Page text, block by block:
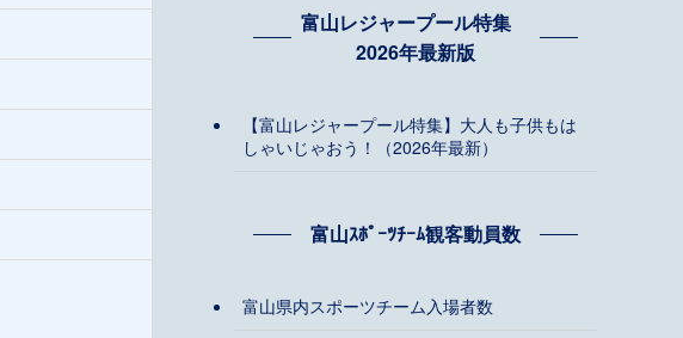
富山レジャープール特集
2026年最新版
【富山レジャープール特集】大人も子供もは
しゃいじゃおう！（2026年最新）
富山ｽﾎﾟｰﾂﾁｰﾑ観客動員数
富山県内スポーツチーム入場者数